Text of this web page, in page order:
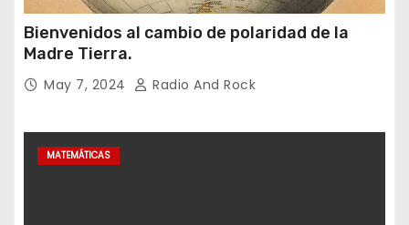
Bienvenidos al cambio de polaridad de la
Madre Tierra.
May 7, 2024 Radio And Rock
MATEMÁTICAS